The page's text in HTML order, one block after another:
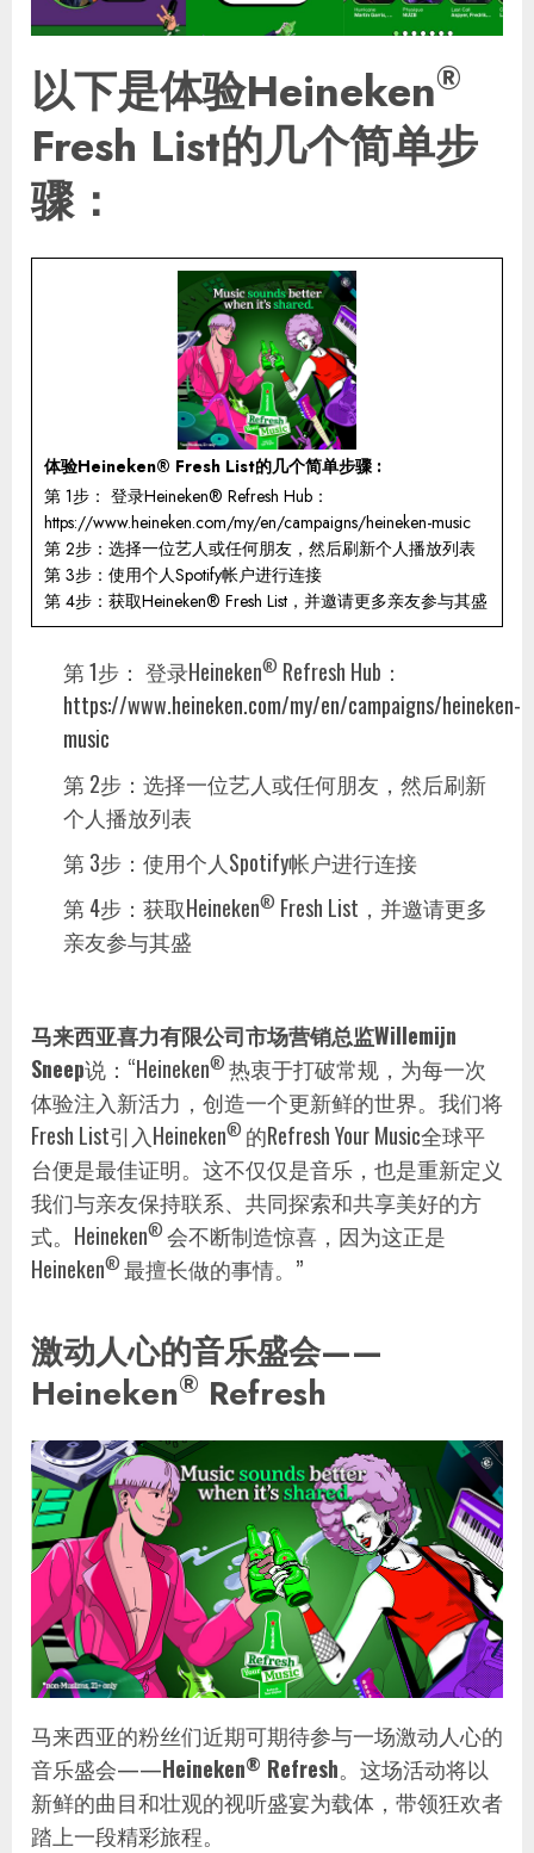
以下是体验Heineken®
Fresh List的几个简单步
骤：
体验Heineken® Fresh List的几个简单步骤 :
第 1步： 登录Heineken® Refresh Hub：
https://www.heineken.com/my/en/campaigns/heineken-music
第 2步：选择一位艺人或任何朋友，然后刷新个人播放列表
第 3步：使用个人Spotify帐户进行连接
第 4步：获取Heineken® Fresh List，并邀请更多亲友参与其盛
第 1步： 登录Heineken® Refresh Hub：
https://www.heineken.com/my/en/campaigns/heineken-
music
第 2步：选择一位艺人或任何朋友，然后刷新
个人播放列表
第 3步：使用个人Spotify帐户进行连接
第 4步：获取Heineken® Fresh List，并邀请更多
亲友参与其盛
马来西亚喜力有限公司市场营销总监Willemijn
Sneep说：“Heineken® 热衷于打破常规，为每一次
体验注入新活力，创造一个更新鲜的世界。我们将
Fresh List引入Heineken® 的Refresh Your Music全球平
台便是最佳证明。这不仅仅是音乐，也是重新定义
我们与亲友保持联系、共同探索和共享美好的方
式。Heineken® 会不断制造惊喜，因为这正是
Heineken® 最擅长做的事情。”
激动人心的音乐盛会——
Heineken® Refresh
马来西亚的粉丝们近期可期待参与一场激动人心的
音乐盛会——Heineken® Refresh。这场活动将以
新鲜的曲目和壮观的视听盛宴为载体，带领狂欢者
踏上一段精彩旅程。